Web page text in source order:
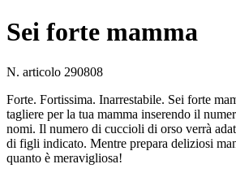
Sei forte mamma
N. articolo 290808
Forte. Fortissima. Inarrestabile. Sei forte
tagliere per la tua mamma inserendo il
nomi. Il numero di cuccioli di orso verrà
di figli indicato. Mentre prepara deliziosi
quanto è meravigliosa!